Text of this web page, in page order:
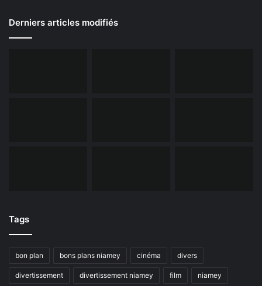
Derniers articles modifiés
Tags
bon plan bons plans niamey cinéma divers
divertissement divertissement niamey film niamey